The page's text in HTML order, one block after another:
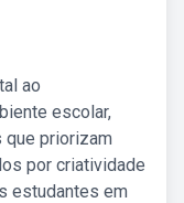
ao
escolar,
priorizam
por criatividade
estudantes em